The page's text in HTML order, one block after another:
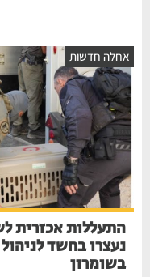
אחלה חדשות
התעללות אכזרית
נעצרו בחשד
בשומרון